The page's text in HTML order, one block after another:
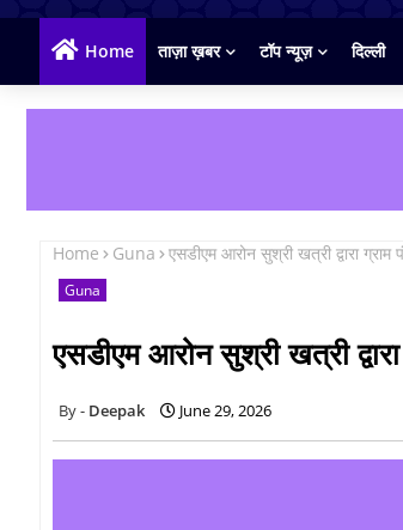
Home ताज़ा ख़बर टॉप न्यूज़ दिल्ली
Home Guna एसडीएम आरोन सुश्री खत्री द्वारा ग्राम
Guna
एसडीएम आरोन सुश्री खत्री
Deepak June 29, 2026